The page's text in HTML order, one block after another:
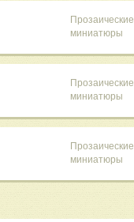
Прозаические
миниатюры
Прозаические
миниатюры
Прозаические
миниатюры